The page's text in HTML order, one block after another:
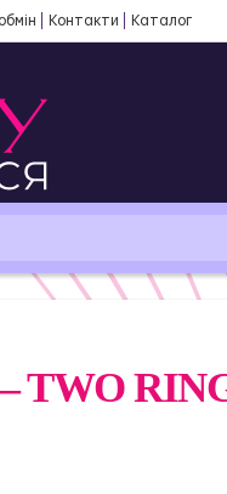
Контакти Каталог
TWO